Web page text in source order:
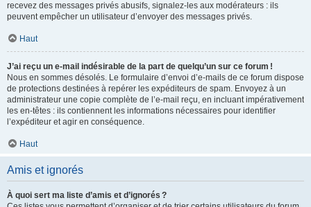
recevez des messages privés abusifs, signalez-les aux modérateurs : ils
peuvent empêcher un utilisateur d’envoyer des messages privés.
Haut
J’ai reçu un e-mail indésirable de la part de quelqu’un sur ce forum !
Nous en sommes désolés. Le formulaire d’envoi d’e-mails de ce forum dispose
de protections destinées à repérer les expéditeurs de spam. Envoyez à un
administrateur une copie complète de l’e-mail reçu, en incluant impérativement
les en-têtes : ils contiennent les informations nécessaires pour identifier
l’expéditeur et agir en conséquence.
Haut
Amis et ignorés
À quoi sert ma liste d’amis et d’ignorés ?